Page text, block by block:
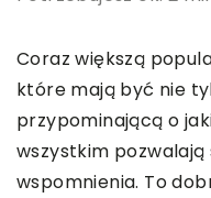
Coraz większą
które mają być nie
przypominającą o
wszystkim
wspomnienia. To